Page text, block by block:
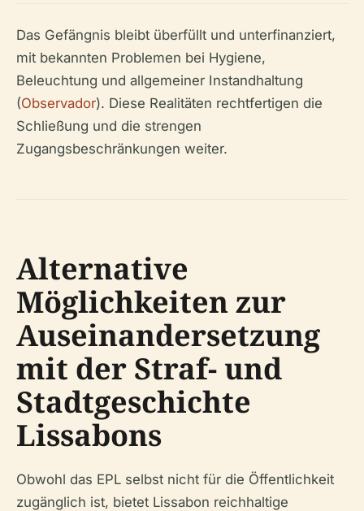
Das Gefängnis bleibt überfüllt und unterfinanziert,
mit bekannten Problemen bei Hygiene,
Beleuchtung und allgemeiner Instandhaltung
(Observador). Diese Realitäten rechtfertigen die
Schließung und die strengen
Zugangsbeschränkungen weiter.
Alternative
Möglichkeiten zur
Auseinandersetzung
mit der Straf- und
Stadtgeschichte
Lissabons
Obwohl das EPL selbst nicht für die Öffentlichkeit
zugänglich ist, bietet Lissabon reichhaltige